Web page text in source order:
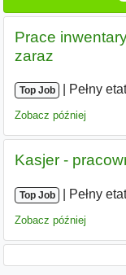
Prace
zaraz
Top Job Pełny
Zobacz później
Kasjer -
Top Job Pełny
Zobacz później